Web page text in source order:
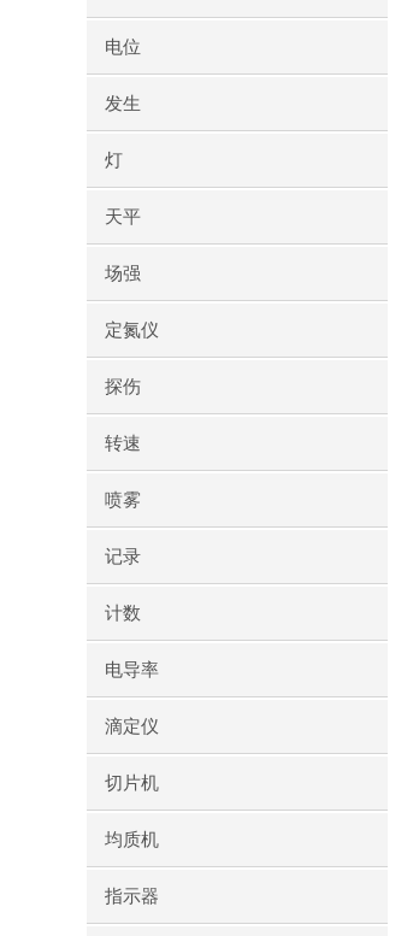
电位
发生
灯
天平
场强
定氮仪
探伤
转速
喷雾
记录
计数
电导率
滴定仪
切片机
均质机
指示器